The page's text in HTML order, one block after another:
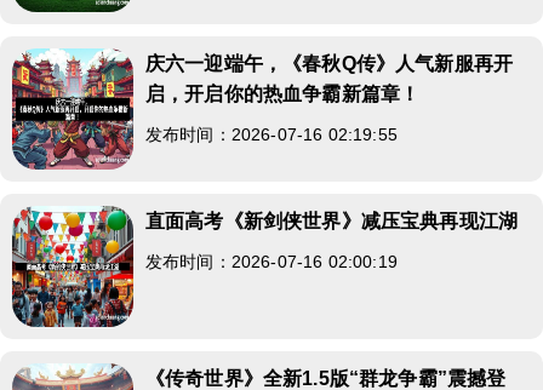
庆六一迎端午，《春秋Q传》人气新服再开
启，开启你的热血争霸新篇章！
发布时间：2026-07-16 02:19:55
直面高考《新剑侠世界》减压宝典再现江湖
发布时间：2026-07-16 02:00:19
《传奇世界》全新1.5版“群龙争霸”震撼登